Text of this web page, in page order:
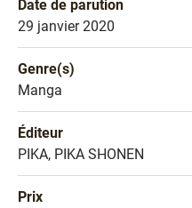
Date de parution
Date de parution
29 janvier 2020
Genre(s)
Genre littéraire
Manga
Éditeur
Éditeur
PIKA, PIKA SHONEN
Prix